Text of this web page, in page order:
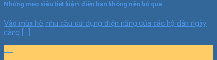
Những mẹo siêu tiết kiệm điện bạn không nên bỏ qua
Vào mùa hè, nhu cầu sử dụng điện năng của các hộ dân ngày
càng [...]